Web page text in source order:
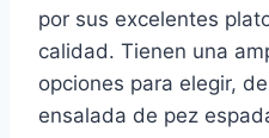
por sus excelentes
calidad. Tienen una
opciones para elegir,
ensalada de pez